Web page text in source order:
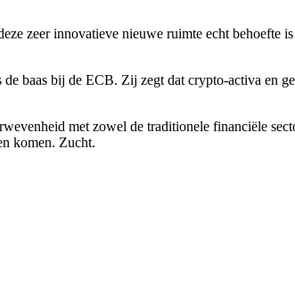
zeer innovatieve nieuwe ruimte echt behoefte is
baas bij de ECB. Zij zegt dat crypto-activa en
met zowel de traditionele financiële
komen. Zucht.